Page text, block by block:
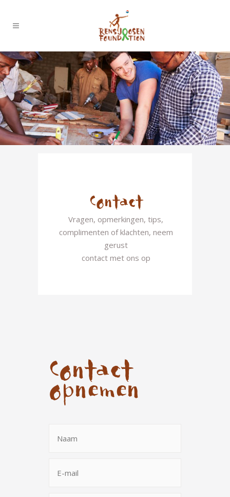
Contact
Vragen, opmerkingen, tips,
complimenten of klachten, neem
gerust
contact met ons op
Contact
opnemen